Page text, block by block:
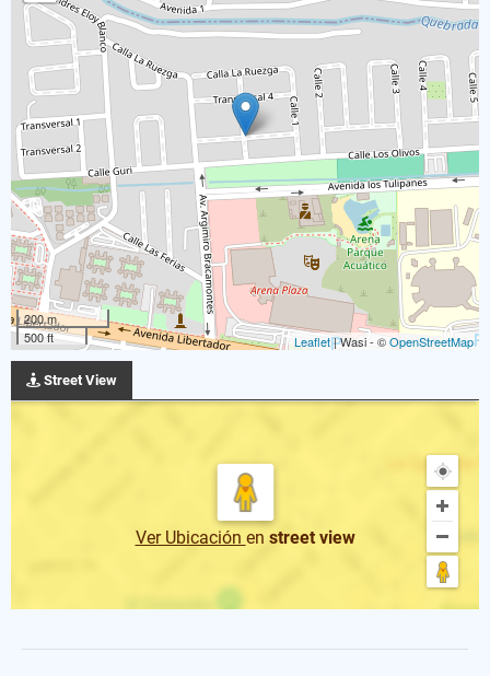
200 m
500 ft
Leaflet| Wasi - ©OpenStreetMap
Street View
Ver Ubicación en street view